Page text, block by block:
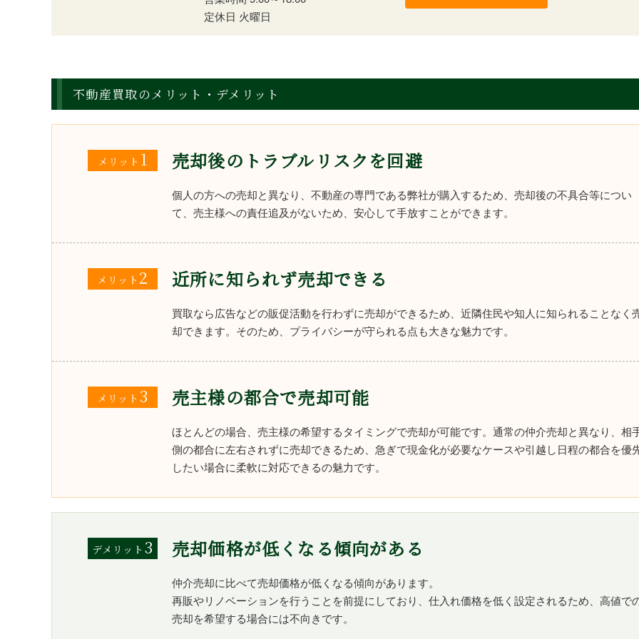
定休日 火曜日
不動産買取のメリット・デメリット
メリット 1 売却後のトラブルリスクを回避
個人の方への売却と異なり、不動産の専門である弊社が購入するため、売却後の不具合等につい
て、売主様への責任追及がないため、安心して手放すことができます。
メリット 2 近所に知られず売却できる
買取なら広告などの販促活動を行わずに売却ができるため、近隣住民や知人に知られることなく
却できます。そのため、プライバシーが守られる点も大きな魅力です。
メリット 3 売主様の都合で売却可能
ほとんどの場合、売主様の希望するタイミングで売却が可能です。通常の仲介売却と異なり、相
側の都合に左右されずに売却できるため、急ぎで現金化が必要なケースや引越し日程の都合を優
したい場合に柔軟に対応できるの魅力です。
デメリット 3 売却価格が低くなる傾向がある
仲介売却に比べて売却価格が低くなる傾向があります。
再販やリノベーションを行うことを前提にしており、仕入れ価格を低く設定されるため、高値で
売却を希望する場合には不向きです。